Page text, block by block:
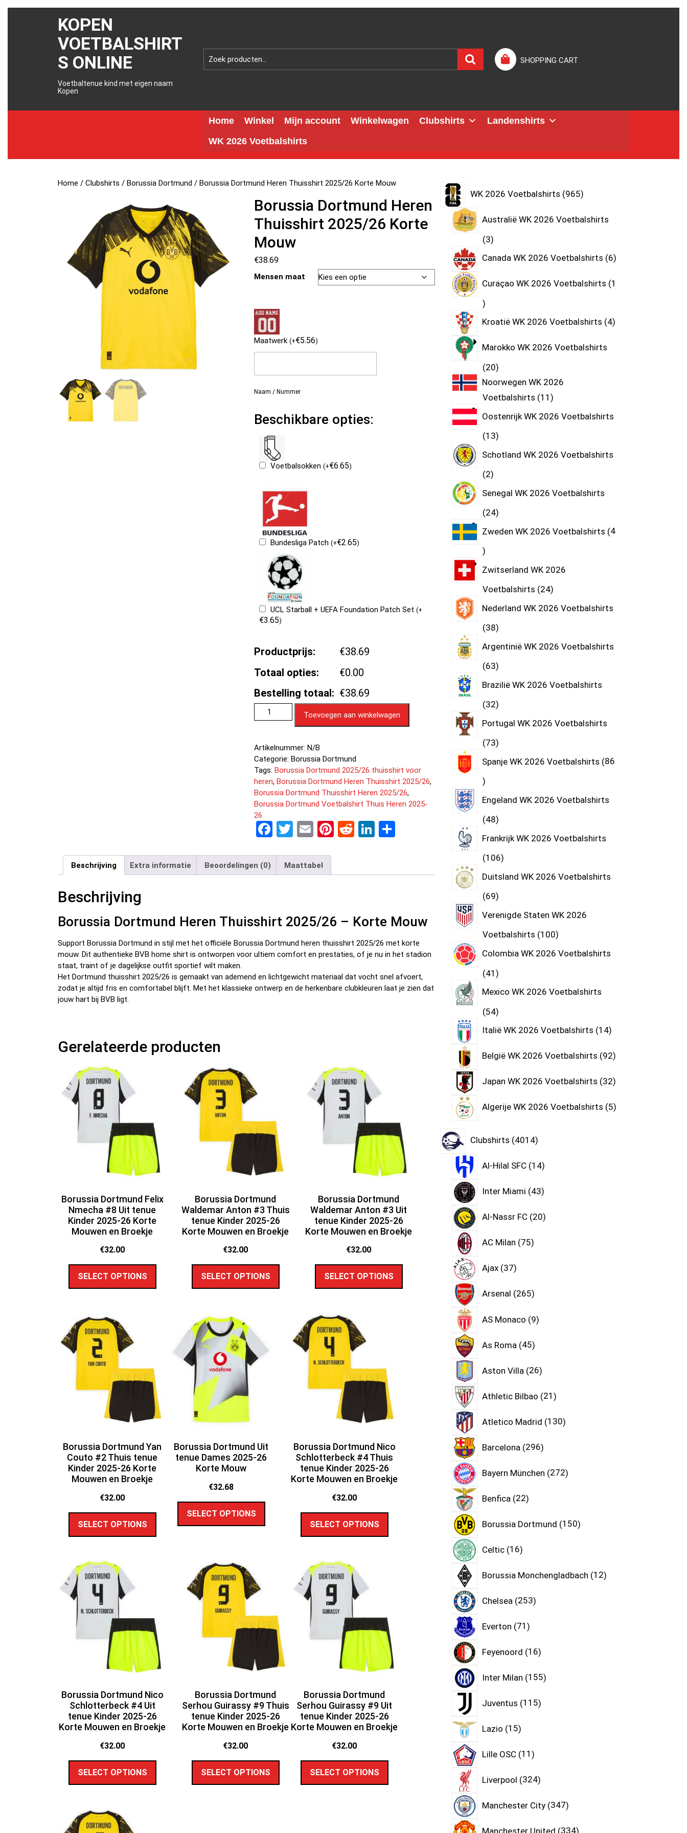
KOPEN
VOETBALSHIRT
S ONLINE
Voetbaltenue kind met eigen naam
Kopen
SHOPPING CART
Home Winkel Mijn account Winkelwagen Clubshirts
Landenshirts
WK 2026 Voetbalshirts
Home /Clubshirts /Borussia Dortmund / Borussia Dortmund Heren Thuisshirt 2025/26 Korte Mouw
Borussia Dortmund Heren
Thuisshirt 2025/26 Korte
Mouw
€38.69
Mensen maat
Maatwerk (+€5.56)
Naam / Nummer
Beschikbare opties:
Voetbalsokken (+€6.65)
Bundesliga Patch (+€2.65)
UCL Starball + UEFA Foundation Patch Set (+
€3.65)
Productprijs:
€38.69
Totaal opties:
€0.00
Bestelling totaal: €38.69
Toevoegen aan winkelwagen
Artikelnummer: N/B
Categorie: Borussia Dortmund
Tags: Borussia Dortmund 2025/26 thuisshirt voor
heren, Borussia Dortmund Heren Thuisshirt 2025/26,
Borussia Dortmund Thuisshirt Heren 2025/26,
Borussia Dortmund Voetbalshirt Thuis Heren 2025-
26
F
ce
b
k
T
tt
er
E
ail
Pi
es
R
di
Li
dI
D
n
Beschrijving Extra informatie Beoordelingen (0) Maattabel
Beschrijving
Borussia Dortmund Heren Thuisshirt 2025/26 – Korte Mouw
Support Borussia Dortmund in stijl met het officiële Borussia Dortmund heren thuisshirt 2025/26 met korte
mouw. Dit authentieke BVB home shirt is ontworpen voor ultiem comfort en prestaties, of je nu in het stadion
staat, traint of je dagelijkse outfit sportief wilt maken.
Het Dortmund thuisshirt 2025/26 is gemaakt van ademend en lichtgewicht materiaal dat vocht snel afvoert,
zodat je altijd fris en comfortabel blijft. Met het klassieke ontwerp en de herkenbare clubkleuren laat je zien dat
jouw hart bij BVB ligt.
Gerelateerde producten
Borussia Dortmund Felix
Nmecha #8 Uit tenue
Kinder 2025-26 Korte
Mouwen en Broekje
€32.00
SELECT OPTIONS
Borussia Dortmund
Waldemar Anton #3 Thuis
tenue Kinder 2025-26
Korte Mouwen en Broekje
€32.00
SELECT OPTIONS
Borussia Dortmund
Waldemar Anton #3 Uit
tenue Kinder 2025-26
Korte Mouwen en Broekje
€32.00
SELECT OPTIONS
Borussia Dortmund Yan
Couto #2 Thuis tenue
Kinder 2025-26 Korte
Mouwen en Broekje
€32.00
SELECT OPTIONS
Borussia Dortmund Uit
tenue Dames 2025-26
Korte Mouw
€32.68
SELECT OPTIONS
Borussia Dortmund Nico
Schlotterbeck #4 Thuis
tenue Kinder 2025-26
Korte Mouwen en Broekje
€32.00
SELECT OPTIONS
Borussia Dortmund Nico
Schlotterbeck #4 Uit
tenue Kinder 2025-26
Korte Mouwen en Broekje
€32.00
SELECT OPTIONS
Borussia Dortmund
Serhou Guirassy #9 Thuis
tenue Kinder 2025-26
Korte Mouwen en Broekje
€32.00
SELECT OPTIONS
Borussia Dortmund
Serhou Guirassy #9 Uit
tenue Kinder 2025-26
Korte Mouwen en Broekje
€32.00
SELECT OPTIONS
WK 2026 Voetbalshirts 965
Australië WK 2026 Voetbalshirts
3
Canada WK 2026 Voetbalshirts 6
Curaçao WK 2026 Voetbalshirts 1
Kroatië WK 2026 Voetbalshirts 4
Marokko WK 2026 Voetbalshirts
20
Noorwegen WK 2026
Voetbalshirts 11
Oostenrijk WK 2026 Voetbalshirts
13
Schotland WK 2026 Voetbalshirts
2
Senegal WK 2026 Voetbalshirts
24
Zweden WK 2026 Voetbalshirts 4
Zwitserland WK 2026
Voetbalshirts 24
Nederland WK 2026 Voetbalshirts
38
Argentinië WK 2026 Voetbalshirts
63
Brazilië WK 2026 Voetbalshirts
32
Portugal WK 2026 Voetbalshirts
73
Spanje WK 2026 Voetbalshirts 86
Engeland WK 2026 Voetbalshirts
48
Frankrijk WK 2026 Voetbalshirts
106
Duitsland WK 2026 Voetbalshirts
69
Verenigde Staten WK 2026
Voetbalshirts 100
Colombia WK 2026 Voetbalshirts
41
Mexico WK 2026 Voetbalshirts
54
Italië WK 2026 Voetbalshirts 14
België WK 2026 Voetbalshirts 92
Japan WK 2026 Voetbalshirts 32
Algerije WK 2026 Voetbalshirts 5
Clubshirts 4014
Al-Hilal SFC 14
Inter Miami 43
Al-Nassr FC 20
AC Milan 75
Ajax 37
Arsenal 265
AS Monaco 9
As Roma 45
Aston Villa 26
Athletic Bilbao 21
Atletico Madrid 130
Barcelona 296
Bayern München 272
Benfica 22
Borussia Dortmund 150
Celtic 16
Borussia Monchengladbach 12
Chelsea 253
Everton 71
Feyenoord 16
Inter Milan 155
Juventus 115
Lazio 15
Lille OSC 11
Liverpool 324
Manchester City 347
Manchester United 334